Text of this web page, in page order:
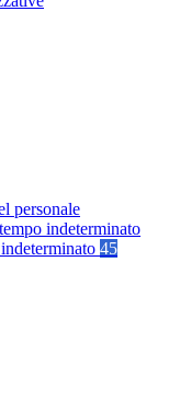
personale
indeterminato
45